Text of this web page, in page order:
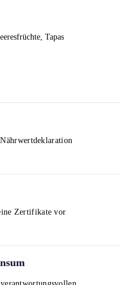
Tapas
Zertifikate vor